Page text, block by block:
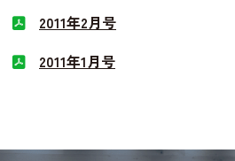
2011年2月号
2011年1月号